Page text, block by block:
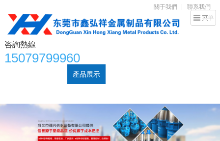
關于我們 聯系我們
咨詢熱線
15079799960
產品展示